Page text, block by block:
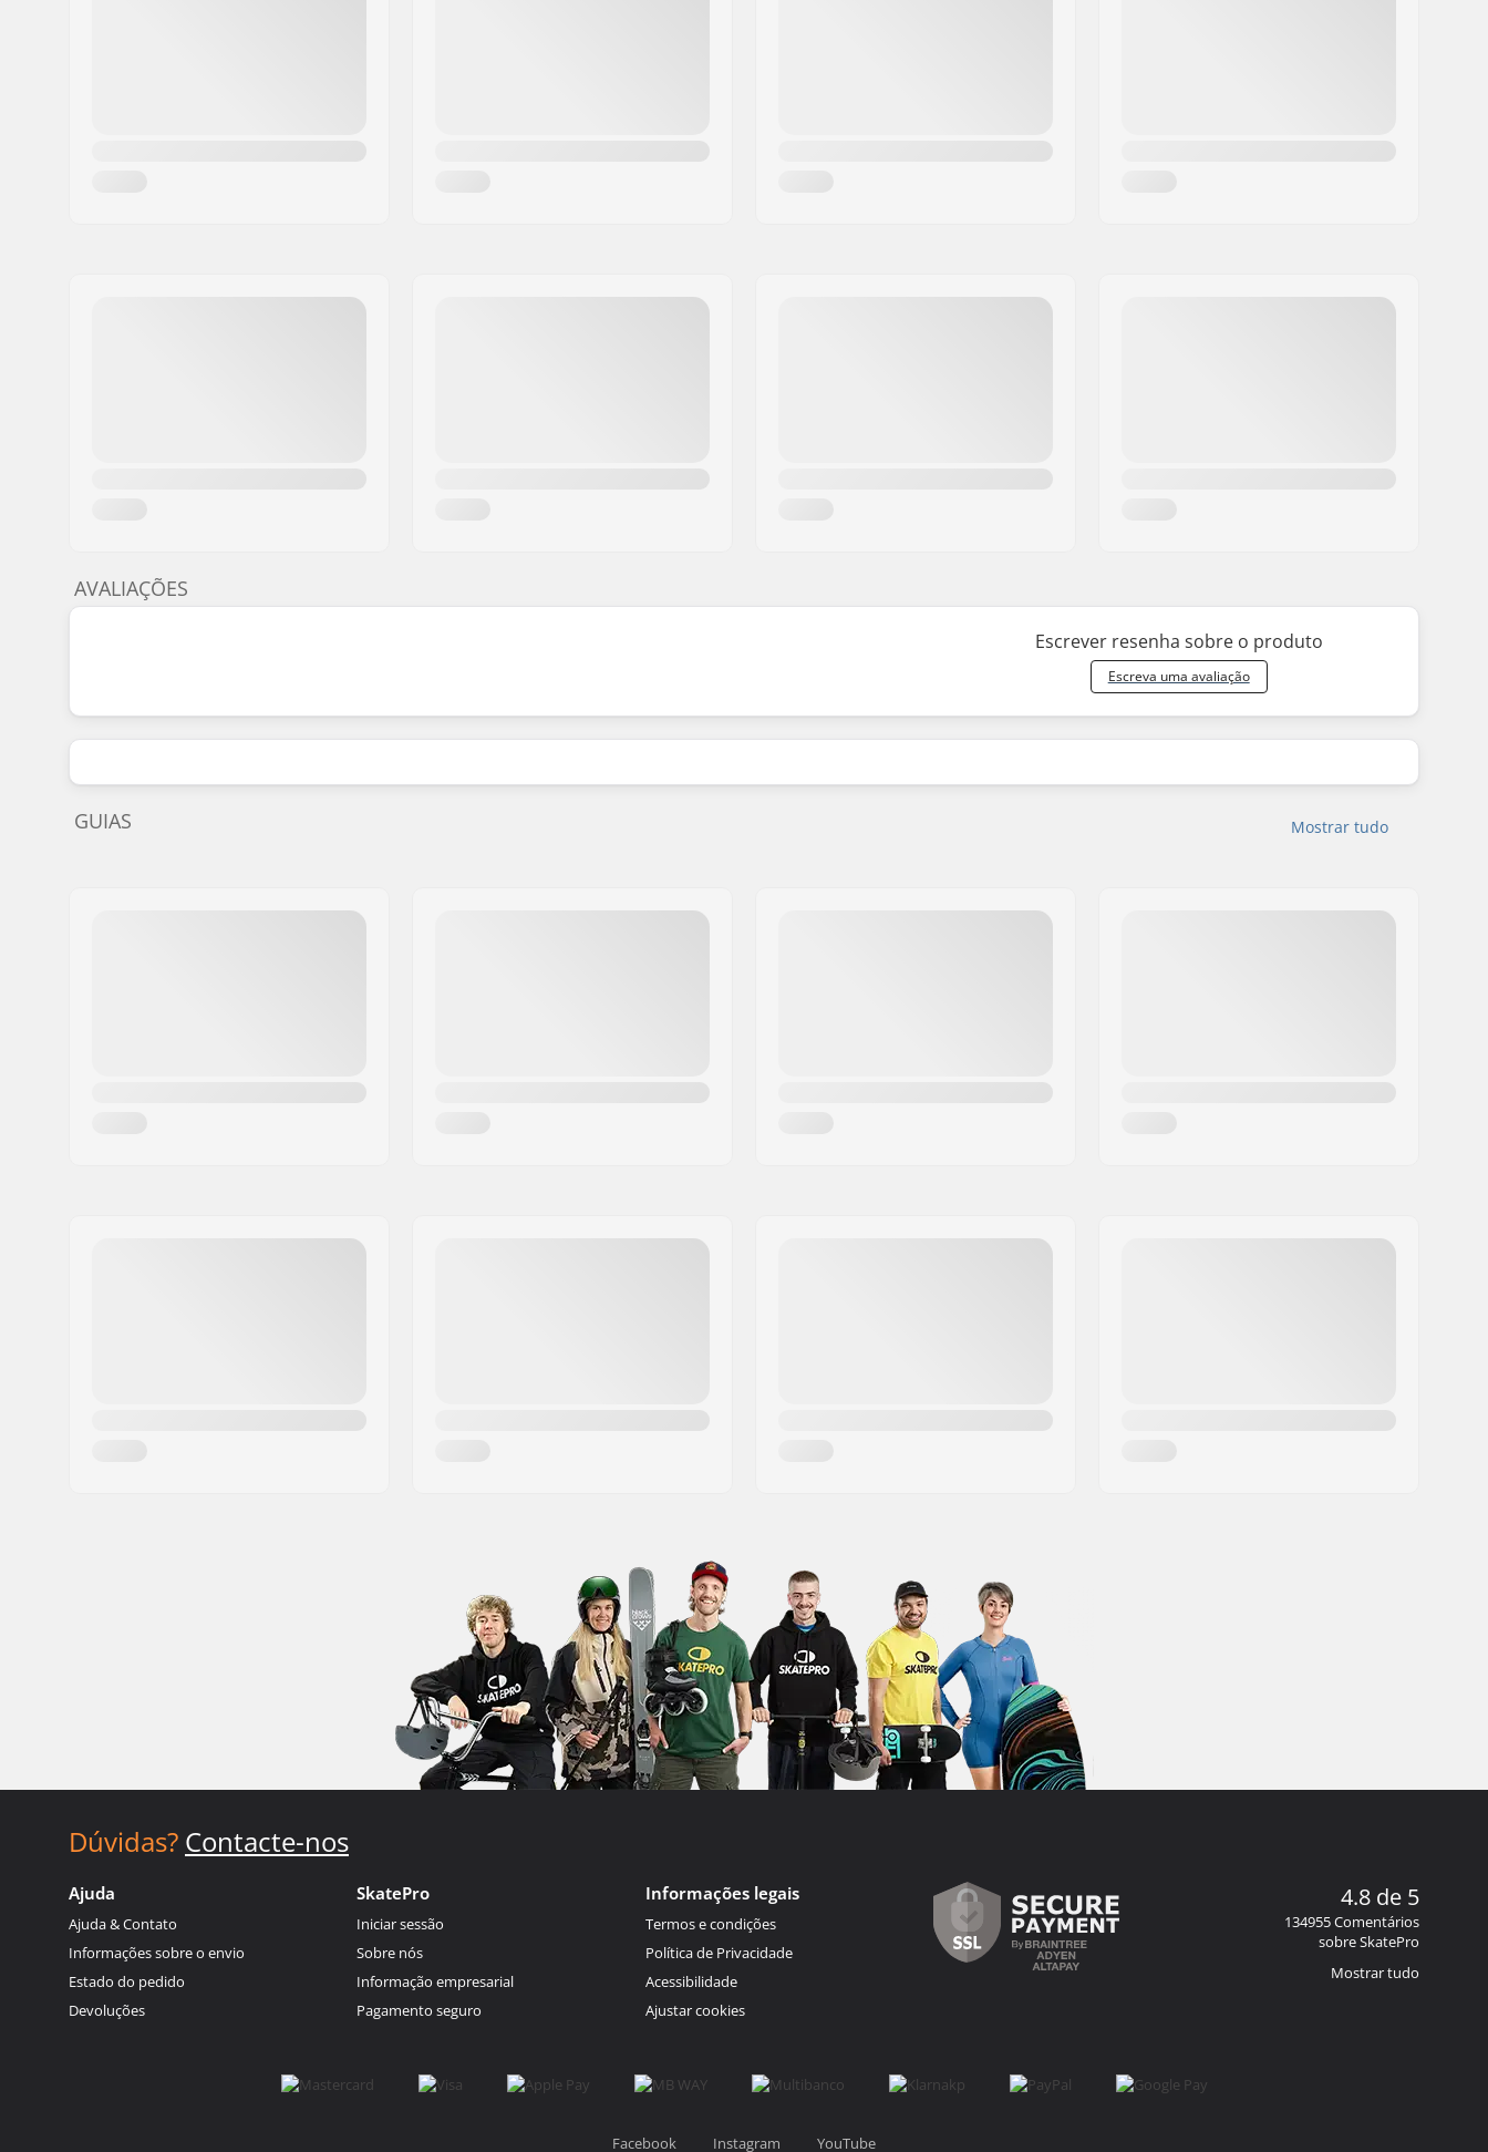
AVALIAÇÕES
Escrever resenha sobre o produto
Escreva uma avaliação
Mostrar tudo
GUIAS
Dúvidas? Contacte-nos
Ajuda
Ajuda & Contato
Informações sobre o envio
Estado do pedido
Devoluções
SkatePro
Iniciar sessão
Sobre nós
Informação empresarial
Pagamento seguro
Informações legais
Termos e condições
Política de Privacidade
Acessibilidade
Ajustar cookies
4.8 de 5
134955 Comentários
sobre SkatePro
Mostrar tudo
Facebook Instagram YouTube